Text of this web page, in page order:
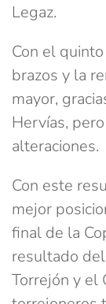
Legaz.
Con el
brazos y la
mayor,
Hervías,
alteraciones.
Con este
mejor
final de la
resultado
Torrejón y el